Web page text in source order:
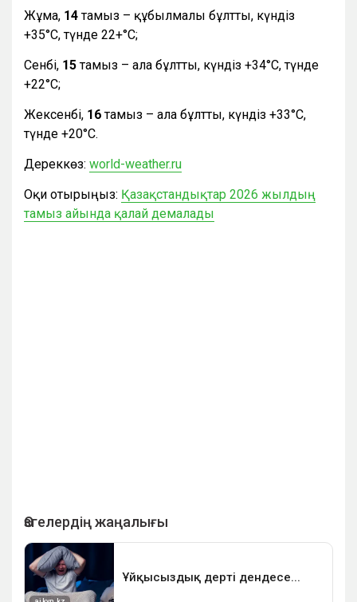
Жұма, 14тамыз – құбылмалы бұлтты, күндіз
+35°С, түнде 22+°С;
Сенбі, 15тамыз – ала бұлтты, күндіз +34°С, түнде
+22°С;
Жексенбі, 16тамыз – ала бұлтты, күндіз +33°С,
түнде +20°С.
Дереккөз: world-weather.ru
Оқи отырыңыз: Қазақстандықтар 2026 жылдың
тамыз айында қалай демалады